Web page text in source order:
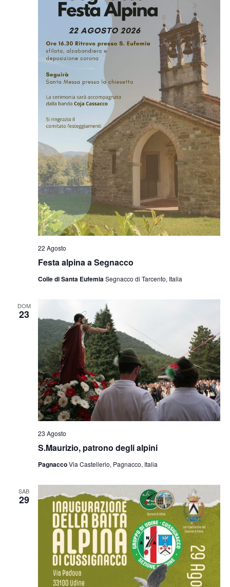
Festa alpina a Segnacco
22 Agosto
Colle di Santa EufemiaSegnacco di Tarcento, Italia
DOM
23
S.Maurizio, patrono degli alpini
23 Agosto
PagnaccoVia Castellerio, Pagnacco, Italia
SAB
29